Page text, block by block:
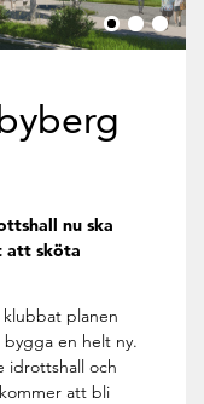
nu ska
att sköta
planen
bygga en helt ny.
idrottshall och
att bli